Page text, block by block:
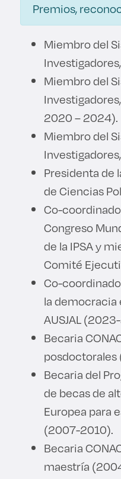
Premios,
Miembro del
Miembro del
2020 – 2024).
Miembro del
Presidenta de
de Ciencias
Co-
Congreso
de la IPSA y
Comité
Co-
la democracia
AUSJAL
Becaria
Becaria del
de becas de
Europea para
(2007-2010).
Becaria
maestría